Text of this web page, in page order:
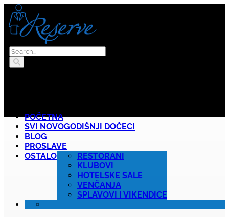
POČETNA
SVI NOVOGODIŠNJI DOČECI
BLOG
PROSLAVE
OSTALO
RESTORANI
KLUBOVI
HOTELSKE SALE
VENČANJA
SPLAVOVI I VIKENDICE